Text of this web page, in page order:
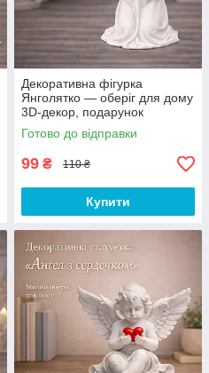
Декоративна фігурка
Янголятко — оберіг для дому
3D-декор, подарунок
Готово до відправки
99 ₴ 110 ₴
Купити